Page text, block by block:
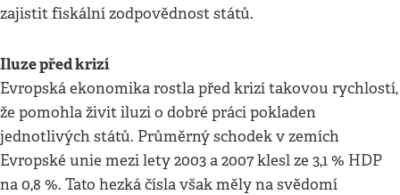
zajistit fiskální zodpovědnost států.
Iluze před krizí
Evropská ekonomika rostla před krizí takovou rychlostí,
že pomohla živit iluzi o dobré práci pokladen
jednotlivých států. Průměrný schodek v zemích
Evropské unie mezi lety 2003 a 2007 klesl ze 3,1 % HDP
na 0,8 %. Tato hezká čísla však měly na svědomí